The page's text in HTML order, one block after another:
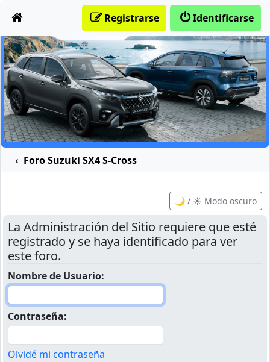
Identificarse
Registrarse
Foro Suzuki SX4 S-Cross
🌙 / ☀️ Modo oscuro
La Administración del Sitio requiere que esté
registrado y se haya identificado para ver
este foro.
Nombre de Usuario:
Contraseña:
Olvidé mi contraseña